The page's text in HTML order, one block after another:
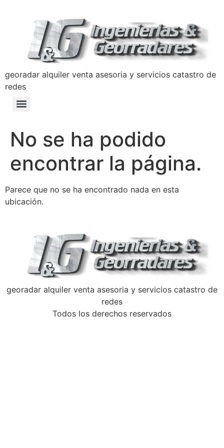
georadar alquiler venta asesoria y servicios catastro de
redes
No se ha podido
encontrar la página.
Parece que no se ha encontrado nada en esta
ubicación.
georadar alquiler venta asesoria y servicios catastro de
redes
Todos los derechos reservados